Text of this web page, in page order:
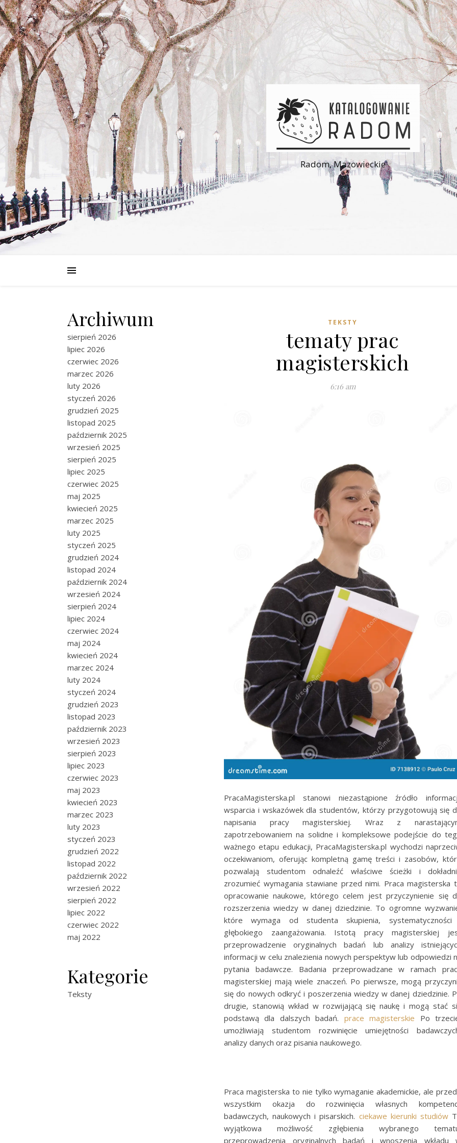
Radom, Mazowieckie
Archiwum
sierpień 2026
lipiec 2026
czerwiec 2026
marzec 2026
luty 2026
styczeń 2026
grudzień 2025
listopad 2025
październik 2025
wrzesień 2025
sierpień 2025
lipiec 2025
czerwiec 2025
maj 2025
kwiecień 2025
marzec 2025
luty 2025
styczeń 2025
grudzień 2024
listopad 2024
październik 2024
wrzesień 2024
sierpień 2024
lipiec 2024
czerwiec 2024
maj 2024
kwiecień 2024
marzec 2024
luty 2024
styczeń 2024
grudzień 2023
listopad 2023
październik 2023
wrzesień 2023
sierpień 2023
lipiec 2023
czerwiec 2023
maj 2023
kwiecień 2023
marzec 2023
luty 2023
styczeń 2023
grudzień 2022
listopad 2022
październik 2022
wrzesień 2022
sierpień 2022
lipiec 2022
czerwiec 2022
maj 2022
Kategorie
Teksty
TEKSTY
tematy prac
magisterskich
6:16 am
PracaMagisterska.pl stanowi niezastąpione źródło
wsparcia i wskazówek dla studentów, którzy przygotowują się
napisania pracy magisterskiej. Wraz z
zapotrzebowaniem na solidne i kompleksowe podejście do
ważnego etapu edukacji, PracaMagisterska.pl wychodzi
oczekiwaniom, oferując kompletną gamę treści i zasobów,
pozwalają studentom odnaleźć właściwe ścieżki i
zrozumieć wymagania stawiane przed nimi. Praca magisterska
opracowanie naukowe, którego celem jest przyczynienie się
rozszerzenia wiedzy w danej dziedzinie. To ogromne
które wymaga od studenta skupienia,
głębokiego zaangażowania. Istotą pracy magisterskiej
przeprowadzenie oryginalnych badań lub analizy
informacji w celu znalezienia nowych perspektyw lub odpowiedzi
pytania badawcze. Badania przeprowadzane w ramach
magisterskiej mają wiele znaczeń. Po pierwsze, mogą
się do nowych odkryć i poszerzenia wiedzy w danej dziedzinie.
drugie, stanowią wkład w rozwijającą się naukę i mogą stać
podstawą dla dalszych badań. prace magisterskie Po
umożliwiają studentom rozwinięcie umiejętności
analizy danych oraz pisania naukowego.
Praca magisterska to nie tylko wymaganie akademickie, ale
wszystkim okazja do rozwinięcia własnych
badawczych, naukowych i pisarskich. ciekawe kierunki studiów
wyjątkowa możliwość zgłębienia wybranego
przeprowadzenia oryginalnych badań i wnoszenia wkładu